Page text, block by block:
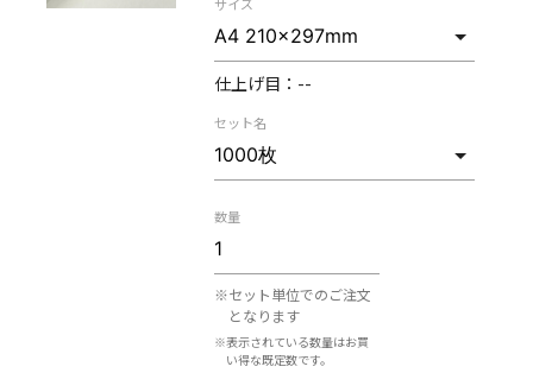
サイズ
仕上げ目： --
セット名
数量
※セット単位でのご注文
となります
※表示されている数量はお買
い得な既定数です。